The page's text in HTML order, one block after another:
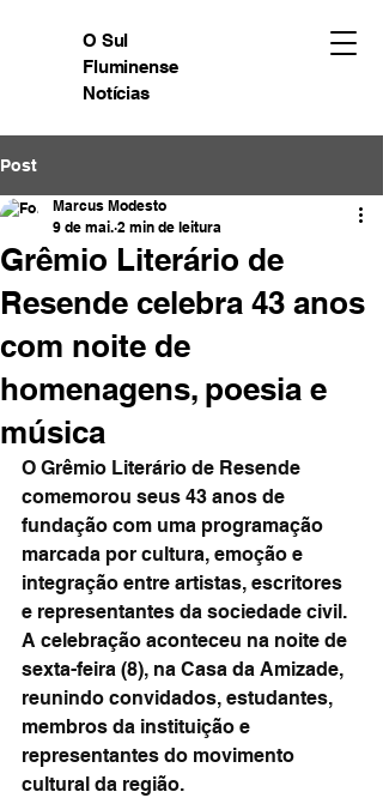
O Sul
Fluminense
Notícias
Post
Grêmio Literário de
Resende celebra 43 anos
com noite de
homenagens, poesia e
música
Marcus Modesto
9 de mai. 2 min de leitura
O Grêmio Literário de Resende
comemorou seus 43 anos de
fundação com uma programação
marcada por cultura, emoção e
integração entre artistas, escritores
e representantes da sociedade civil.
A celebração aconteceu na noite de
sexta-feira (8), na Casa da Amizade,
reunindo convidados, estudantes,
membros da instituição e
representantes do movimento
cultural da região.